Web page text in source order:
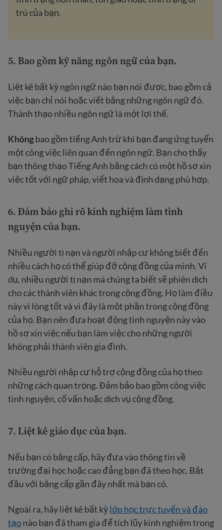
trú của bạn.
5. Bao gồm kỹ năng ngôn ngữ của bạn.
Liệt kê bất kỳ ngôn ngữ nào bạn nói được, bao gồm cả
việc bạn chỉ nói hoặc viết bằng những ngôn ngữ đó.
Thành thạo nhiều ngôn ngữ là một lợi thế.
Khôngbao gồm tiếng Anh trừ khi bạn đang ứng tuyển
một công việc liên quan đến ngôn ngữ. Bạn cho thấy
bạn thông thạo Tiếng Anh bằng cách có một hồ sơ xin
việc tốt với ngữ pháp, viết hoa và định dạng phù hợp.
6. Đảm bảo ghi rõ kinh nghiệm làm tình
nguyện của bạn.
Nhiều người tị nạn và người nhập cư không biết đến
nhiều cách họ có thể giúp đỡ cộng đồng của mình. Ví
dụ, nhiều người tị nạn mà chúng ta biết sẽ phiên dịch
cho các thành viên khác trong cộng đồng. Họ làm điều
này vì lòng tốt và vì đây là một phần trong cộng đồng
của họ. Bạn nên đưa hoạt động tình nguyện này vào
hồ sơ xin việc nếu bạn làm việc cho những người
không phải thành viên gia đình.
Nhiều người nhập cư hỗ trợ cộng đồng của họ theo
những cách quan trọng. Đảm bảo bao gồm công việc
tình nguyện, cố vấn hoặc dịch vụ cộng đồng.
7. Liệt kê giáo dục của bạn.
Nếu bạn có bằng cấp, hãy đưa vào thông tin về
trường đại học hoặc cao đẳng bạn đã theo học. Bắt
đầu với bằng cấp gần đây nhất mà bạn có.
Ngoài ra, hãy liệt kê bất kỳlớp học trực tuyến và đào
tạonào bạn đã tham gia để tích lũy kinh nghiệm trong